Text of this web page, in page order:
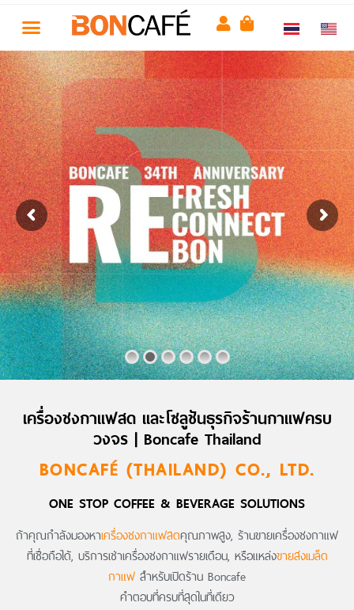
เครื่องชงกาแฟสด และโซลูชันธุรกิจร้านกาแฟครบ
วงจร | Boncafe Thailand
BONCAFÉ (THAILAND) CO., LTD.
ONE STOP COFFEE & BEVERAGE SOLUTIONS
ถ้าคุณกำลังมองหาเครื่องชงกาแฟสดคุณภาพสูง, ร้านขายเครื่องชงกาแฟ
ที่เชื่อถือได้, บริการเช่าเครื่องชงกาแฟรายเดือน, หรือแหล่งขายส่งเมล็ด
กาแฟ สำหรับเปิดร้าน Boncafe
คำตอบที่ครบที่สุดในที่เดียว